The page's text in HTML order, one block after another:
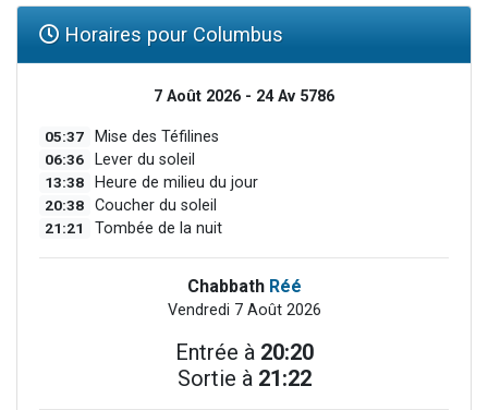
Horaires pour Columbus
7 Août 2026 - 24 Av 5786
05:37 Mise des Téfilines
06:36 Lever du soleil
13:38 Heure de milieu du jour
20:38 Coucher du soleil
21:21 Tombée de la nuit
Chabbath Réé
Vendredi 7 Août 2026
Entrée à 20:20
Sortie à 21:22